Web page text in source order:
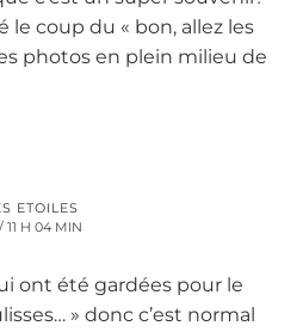
le coup du « bon, allez les
photos en plein milieu de
ETOILES
11 H 04 MIN
ont été gardées pour le
» donc c’est normal